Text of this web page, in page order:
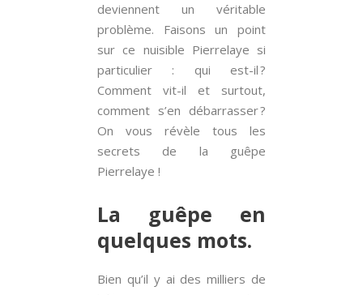
deviennent un véritable
problème. Faisons un point
sur ce nuisible Pierrelaye si
particulier : qui est-il ?
Comment vit-il et surtout,
comment s’en débarrasser ?
On vous révèle tous les
secrets de la guêpe
Pierrelaye !
La guêpe en
quelques mots.
Bien qu’il y ai des milliers de